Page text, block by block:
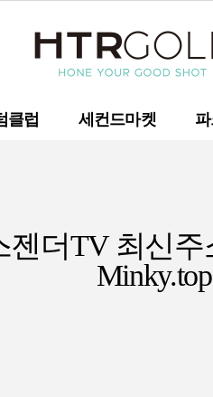
클럽 세컨드마켓
젠더TV 최신